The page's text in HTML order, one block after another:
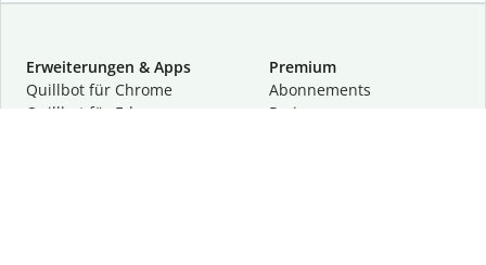
Erweiterungen & Apps
Quillbot für Chrome
Quillbot für Edge
Premium
Abon­ne­ments
Preise